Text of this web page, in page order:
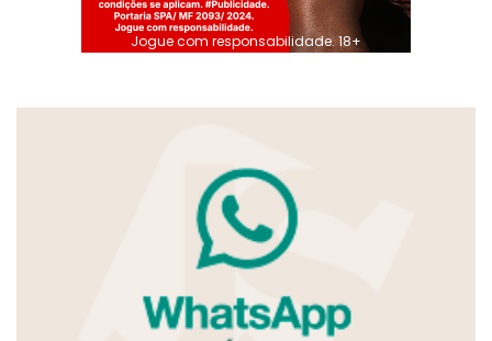
Jogue com responsabilidade. 18+